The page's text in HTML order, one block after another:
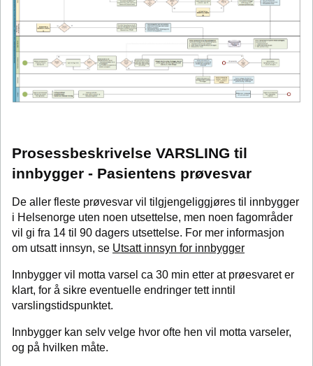
Prosessbeskrivelse VARSLING til
innbygger - Pasientens prøvesvar
De aller fleste prøvesvar vil tilgjengeliggjøres til innbygger
i Helsenorge uten noen utsettelse, men noen fagområder
vil gi fra 14 til 90 dagers utsettelse. For mer informasjon
om utsatt innsyn, se Utsatt innsyn for innbygger
Innbygger vil motta varsel ca 30 min etter at prøesvaret er
klart, for å sikre eventuelle endringer tett inntil
varslingstidspunktet.
Innbygger kan selv velge hvor ofte hen vil motta varseler,
og på hvilken måte.